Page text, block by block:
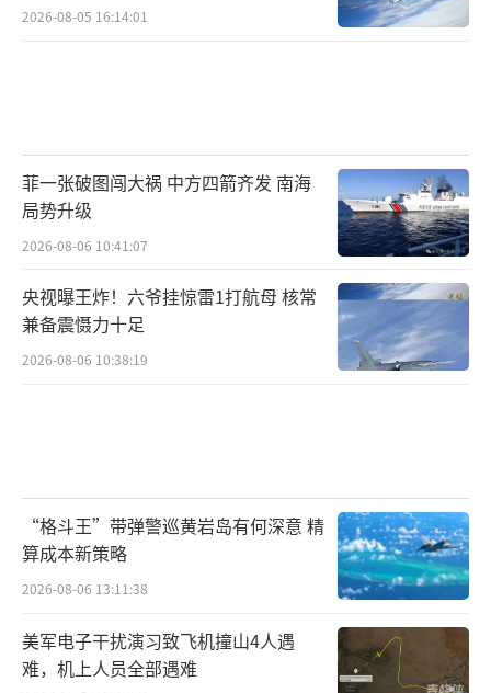
2026-08-05 16:14:01
菲一张破图闯大祸 中方四箭齐发 南海
局势升级
2026-08-06 10:41:07
央视曝王炸！六爷挂惊雷1打航母 核常
兼备震慑力十足
2026-08-06 10:38:19
“格斗王”带弹警巡黄岩岛有何深意 精
算成本新策略
2026-08-06 13:11:38
美军电子干扰演习致飞机撞山4人遇
难，机上人员全部遇难